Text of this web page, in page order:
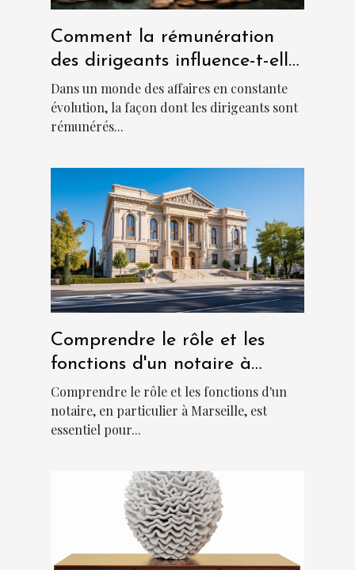
Comment la rémunération
des dirigeants influence-t-elle
la culture d'entreprise ?
Dans un monde des affaires en constante
évolution, la façon dont les dirigeants sont
rémunérés...
Comprendre le rôle et les
fonctions d'un notaire à
Marseille
Comprendre le rôle et les fonctions d'un
notaire, en particulier à Marseille, est
essentiel pour...